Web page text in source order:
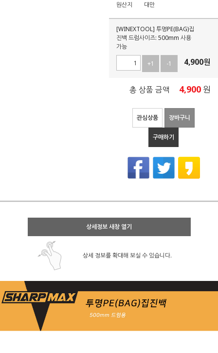
원산지
대만
[WINEXTOOL] 투명PE(BAG)집
진백 드럼사이즈: 500mm 사용
가능
+1 -1 4,900원
총 상품 금액 4,900 원
관심상품 장바구니
구매하기
상세정보 새창 열기
상세 정보를 확대해 보실 수 있습니다.